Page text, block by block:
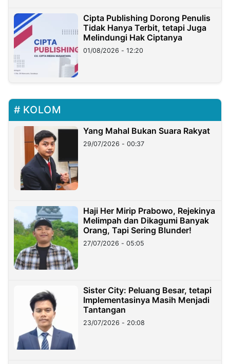
Cipta Publishing Dorong Penulis
Tidak Hanya Terbit, tetapi Juga
Melindungi Hak Ciptanya
01/08/2026 - 12:20
KOLOM
Yang Mahal Bukan Suara Rakyat
29/07/2026 - 00:37
Haji Her Mirip Prabowo, Rejekinya
Melimpah dan Dikagumi Banyak
Orang, Tapi Sering Blunder!
27/07/2026 - 05:05
Sister City: Peluang Besar, tetapi
Implementasinya Masih Menjadi
Tantangan
23/07/2026 - 20:08